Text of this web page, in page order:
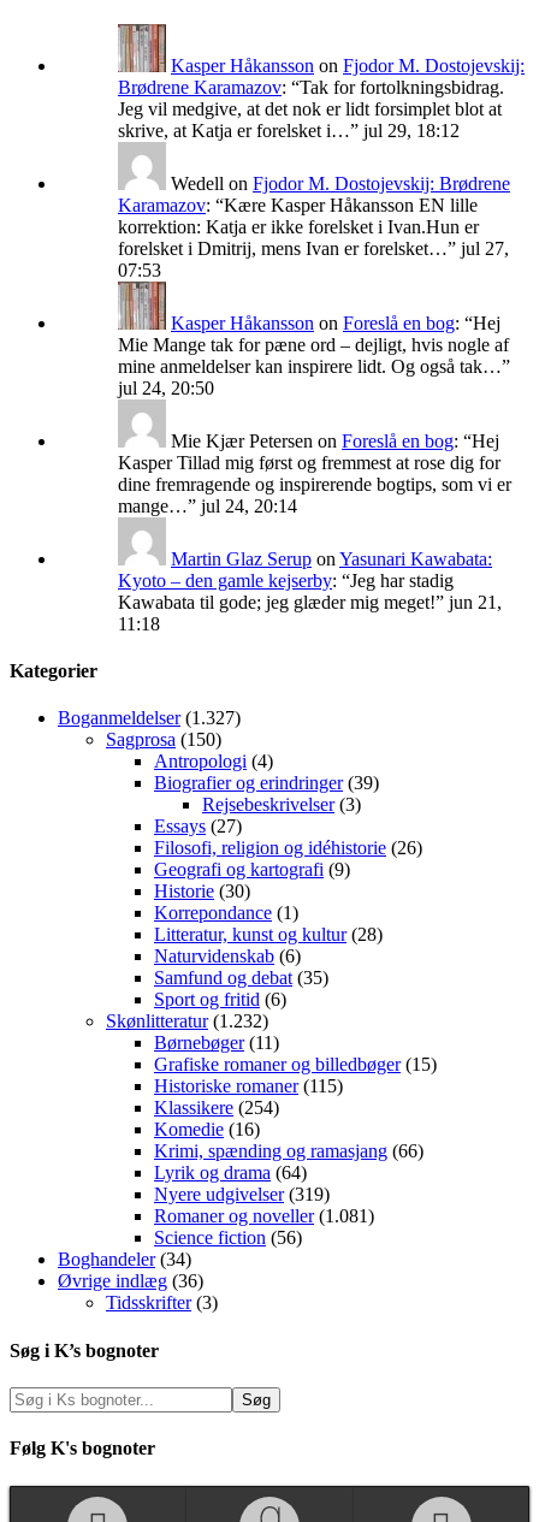
Kasper Håkansson on Fjodor M. Dostojevskij:
Brødrene Karamazov: “Tak for fortolkningsbidrag.
Jeg vil medgive, at det nok er lidt forsimplet blot at
skrive, at Katja er forelsket i…” jul 29, 18:12
Wedell on Fjodor M. Dostojevskij: Brødrene
Karamazov: “Kære Kasper Håkansson EN lille
korrektion: Katja er ikke forelsket i Ivan.Hun er
forelsket i Dmitrij, mens Ivan er forelsket…” jul 27,
07:53
Kasper Håkansson on Foreslå en bog: “Hej
Mie Mange tak for pæne ord – dejligt, hvis nogle af
mine anmeldelser kan inspirere lidt. Og også tak…”
jul 24, 20:50
Mie Kjær Petersen on Foreslå en bog: “Hej
Kasper Tillad mig først og fremmest at rose dig for
dine fremragende og inspirerende bogtips, som vi er
mange…” jul 24, 20:14
Martin Glaz Serup on Yasunari Kawabata:
Kyoto – den gamle kejserby: “Jeg har stadig
Kawabata til gode; jeg glæder mig meget!” jun 21,
11:18
Kategorier
Boganmeldelser(1.327)
Sagprosa (150)
Antropologi (4)
Biografier og erindringer(39)
Rejsebeskrivelser(3)
Essays (27)
Filosofi, religion og idéhistorie (26)
Geografi og kartografi (9)
Historie (30)
Korrepondance (1)
Litteratur, kunst og kultur(28)
Naturvidenskab (6)
Samfund og debat(35)
Sport og fritid (6)
Skønlitteratur(1.232)
Børnebøger(11)
Grafiske romaner og billedbøger(15)
Historiske romaner(115)
Klassikere (254)
Komedie (16)
Krimi, spænding og ramasjang (66)
Lyrik og drama (64)
Nyere udgivelser(319)
Romaner og noveller(1.081)
Science fiction (56)
Boghandeler(34)
Øvrige indlæg (36)
Tidsskrifter(3)
Søg i K’s bognoter
Følg K's bognoter